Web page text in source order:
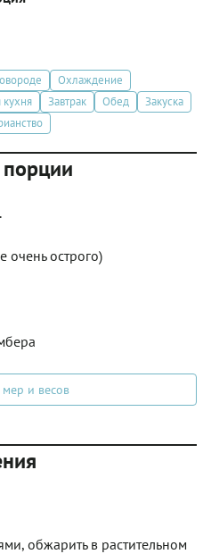
Охлаждение
кухня Завтрак Обед
Закуска
очень острого)
и весов
обжарить в растительном